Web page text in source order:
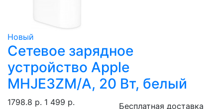
Новый
Сетевое зарядное
устройство Apple
MHJE3ZM/A, 20 Вт, белый
1798.8 р. 1 499 р.
Бесплатная доставка